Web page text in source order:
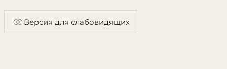
Версия для слабовидящих